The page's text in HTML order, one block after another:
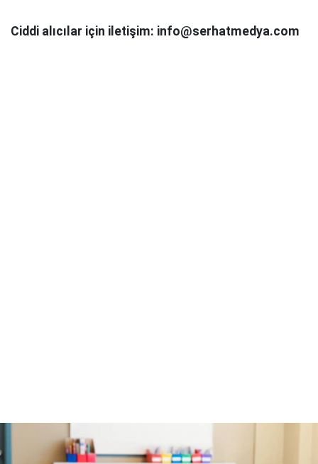
Ciddi alıcılar için iletişim: info@serhatmedya.com